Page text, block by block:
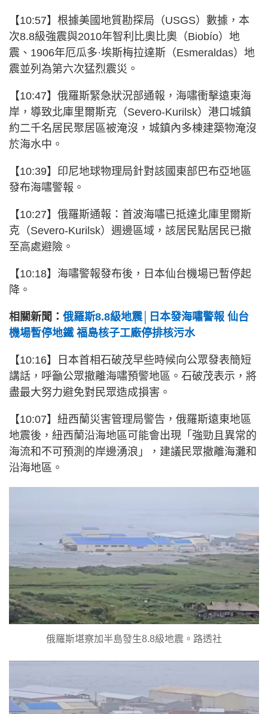
【10:57】根據美國地質勘探局（USGS）數據，本
次8.8級強震與2010年智利比奧比奧（Biobío）地
震、1906年厄瓜多·埃斯梅拉達斯（Esmeraldas）地
震並列為第六次猛烈震災。
【10:47】俄羅斯緊急狀況部通報，海嘯衝擊遠東海
岸，導致北庫里爾斯克（Severo-Kurilsk）港口城鎮
約二千名居民聚居區被淹沒，城鎮內多棟建築物淹沒
於海水中。
【10:39】印尼地球物理局針對該國東部巴布亞地區
發布海嘯警報。
【10:27】俄羅斯通報：首波海嘯已抵達北庫里爾斯
克（Severo-Kurilsk）週邊區域，該居民點居民已撤
至高處避險。
【10:18】海嘯警報發布後，日本仙台機場已暫停起
降。
相關新聞： 俄羅斯8.8級地震│日本發海嘯警報 仙台
機場暫停地鐵 福島核子工廠停排核污水
【10:16】日本首相石破茂早些時候向公眾發表簡短
講話，呼籲公眾撤離海嘯預警地區。石破茂表示，將
盡最大努力避免對民眾造成損害。
【10:07】紐西蘭災害管理局警告，俄羅斯遠東地區
地震後，紐西蘭沿海地區可能會出現「強勁且異常的
海流和不可預測的岸邊湧浪」，建議民眾撤離海灘和
沿海地區。
俄羅斯堪察加半島發生8.8級地震。路透社